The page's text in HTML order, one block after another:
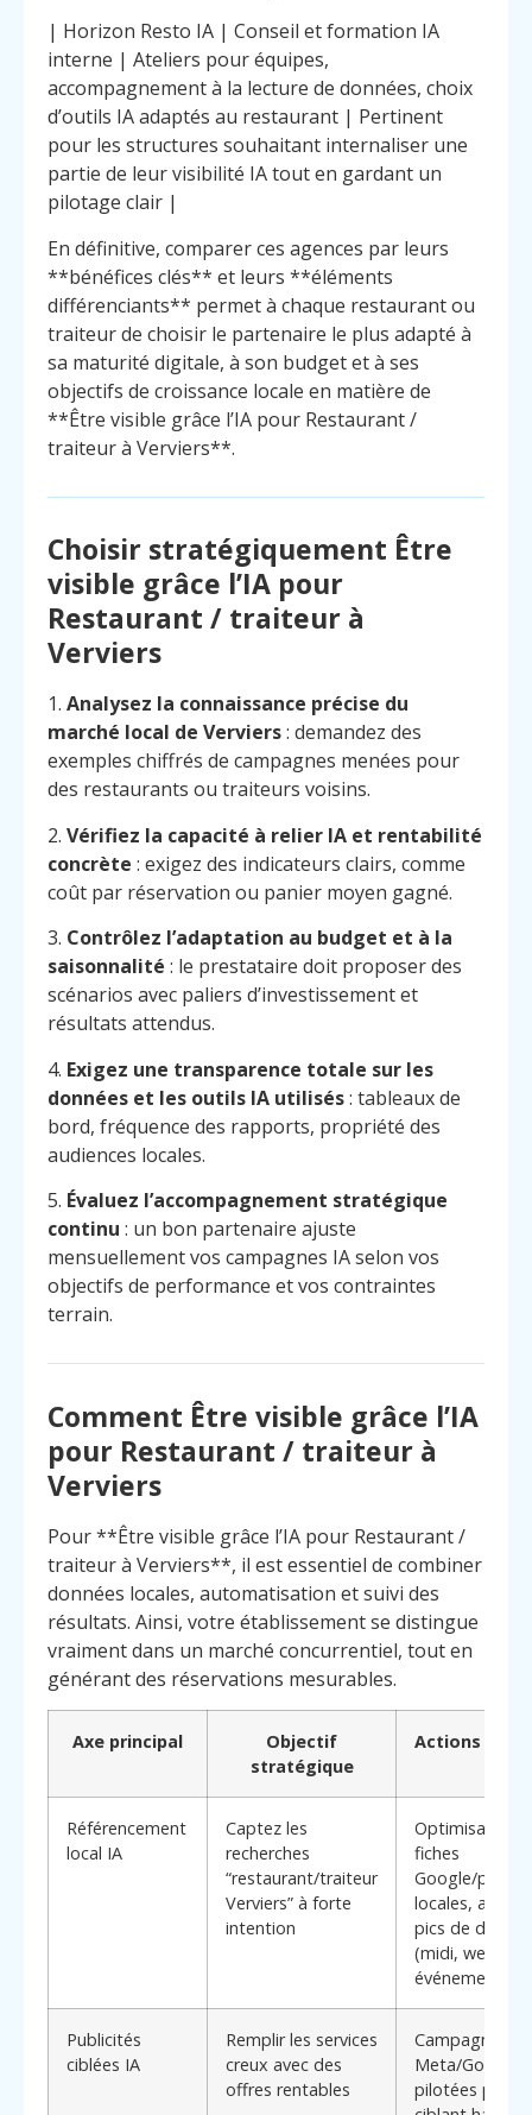
| Horizon Resto IA | Conseil et formation IA
interne | Ateliers pour équipes,
accompagnement à la lecture de données, choix
d’outils IA adaptés au restaurant | Pertinent
pour les structures souhaitant internaliser une
partie de leur visibilité IA tout en gardant un
pilotage clair |
En définitive, comparer ces agences par leurs
**bénéfices clés** et leurs **éléments
différenciants** permet à chaque restaurant ou
traiteur de choisir le partenaire le plus adapté à
sa maturité digitale, à son budget et à ses
objectifs de croissance locale en matière de
**Être visible grâce l’IA pour Restaurant /
traiteur à Verviers**.
Choisir stratégiquement Être
visible grâce l’IA pour
Restaurant / traiteur à
Verviers
1. Analysez la connaissance précise du
marché local de Verviers: demandez des
exemples chiffrés de campagnes menées pour
des restaurants ou traiteurs voisins.
2. Vérifiez la capacité à relier IA et rentabilité
concrète : exigez des indicateurs clairs, comme
coût par réservation ou panier moyen gagné.
3. Contrôlez l’adaptation au budget et à la
saisonnalité : le prestataire doit proposer des
scénarios avec paliers d’investissement et
résultats attendus.
4. Exigez une transparence totale sur les
données et les outils IA utilisés: tableaux de
bord, fréquence des rapports, propriété des
audiences locales.
5. Évaluez l’accompagnement stratégique
continu : un bon partenaire ajuste
mensuellement vos campagnes IA selon vos
objectifs de performance et vos contraintes
terrain.
Comment Être visible grâce l’IA
pour Restaurant / traiteur à
Verviers
Pour **Être visible grâce l’IA pour Restaurant /
traiteur à Verviers**, il est essentiel de combiner
données locales, automatisation et suivi des
résultats. Ainsi, votre établissement se distingue
vraiment dans un marché concurrentiel, tout en
générant des réservations mesurables.
Axe principal
Objectif
stratégique
Actions
Référencement
local IA
Captez les
recherches
“restaurant/traiteur
Verviers” à forte
intention
Optimisation
fiches
Google/
locales,
pics de
(midi, week-
événements
Publicités
ciblées IA
Remplir les services
creux avec des
offres rentables
Campagnes
Meta/Google
pilotées par IA,